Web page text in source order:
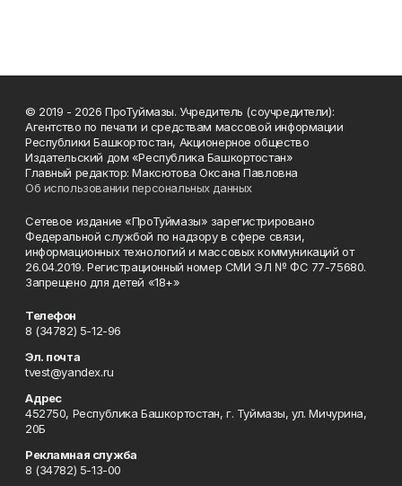
© 2019 - 2026 ПроТуймазы. Учредитель (соучредители):
Агентство по печати и средствам массовой информации
Республики Башкортостан, Акционерное общество
Издательский дом «Республика Башкортостан»
Главный редактор: Максютова Оксана Павловна
Об использовании персональных данных
Сетевое издание «ПроТуймазы» зарегистрировано
Федеральной службой по надзору в сфере связи,
информационных технологий и массовых коммуникаций от
26.04.2019. Регистрационный номер СМИ ЭЛ № ФС 77-75680.
Запрещено для детей «18+»
Телефон
8 (34782) 5-12-96
Эл. почта
tvest@yandex.ru
Адрес
452750, Республика Башкортостан, г. Туймазы, ул. Мичурина,
20Б
Рекламная служба
8 (34782) 5-13-00